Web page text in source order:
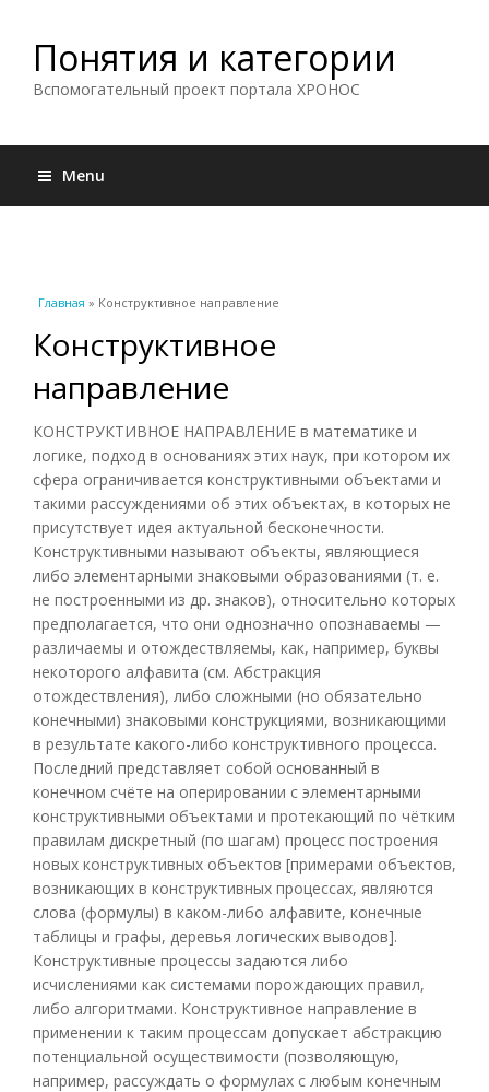
Понятия и категории
Вспомогательный проект портала ХРОНОС
Menu
Вы здесь
Главная » Конструктивное направление
Конструктивное
направление
КОНСТРУКТИВНОЕ НАПРАВЛЕНИЕ в математике и
логике, подход в основаниях этих наук, при котором их
сфера ограничивается конструктивными объектами и
такими рассуждениями об этих объектах, в которых не
присутствует идея актуальной бесконечности.
Конструктивными называют объекты, являющиеся
либо элементарными знаковыми образованиями (т. е.
не построенными из др. знаков), относительно которых
предполагается, что они однозначно опознаваемы —
различаемы и отождествляемы, как, например, буквы
некоторого алфавита (см. Абстракция
отождествления), либо сложными (но обязательно
конечными) знаковыми конструкциями, возникающими
в результате какого-либо конструктивного процесса.
Последний представляет собой основанный в
конечном счёте на оперировании с элементарными
конструктивными объектами и протекающий по чётким
правилам дискретный (по шагам) процесс построения
новых конструктивных объектов [примерами объектов,
возникающих в конструктивных процессах, являются
слова (формулы) в каком-либо алфавите, конечные
таблицы и графы, деревья логических выводов].
Конструктивные процессы задаются либо
исчислениями как системами порождающих правил,
либо алгоритмами. Конструктивное направление в
применении к таким процессам допускает абстракцию
потенциальной осуществимости (позволяющую,
например, рассуждать о формулах с любым конечным